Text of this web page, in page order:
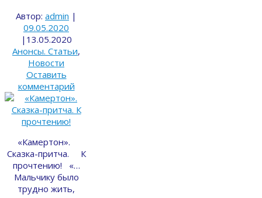
Автор: admin |
09.05.2020
| 13.05.2020
Анонсы. Статьи,
Новости
Оставить
комментарий
«Камертон».
Сказка-притча. К
прочтению! «…
Мальчику было
трудно жить,